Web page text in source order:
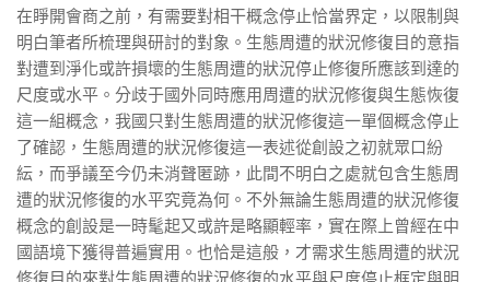
在睜開會商之前，有需要對相干概念停止恰當界定，以限制與
明白筆者所梳理與研討的對象。生態周遭的狀況修復目的意指
對遭到淨化或許損壞的生態周遭的狀況停止修復所應該到達的
尺度或水平。分歧于國外同時應用周遭的狀況修復與生態恢復
這一組概念，我國只對生態周遭的狀況修復這一單個概念停止
了確認，生態周遭的狀況修復這一表述從創設之初就眾口紛
紜，而爭議至今仍未消聲匿跡，此間不明白之處就包含生態周
遭的狀況修復的水平究竟為何。不外無論生態周遭的狀況修復
概念的創設是一時髦起又或許是略顯輕率，實在際上曾經在中
國語境下獲得普遍實用。也恰是這般，才需求生態周遭的狀況